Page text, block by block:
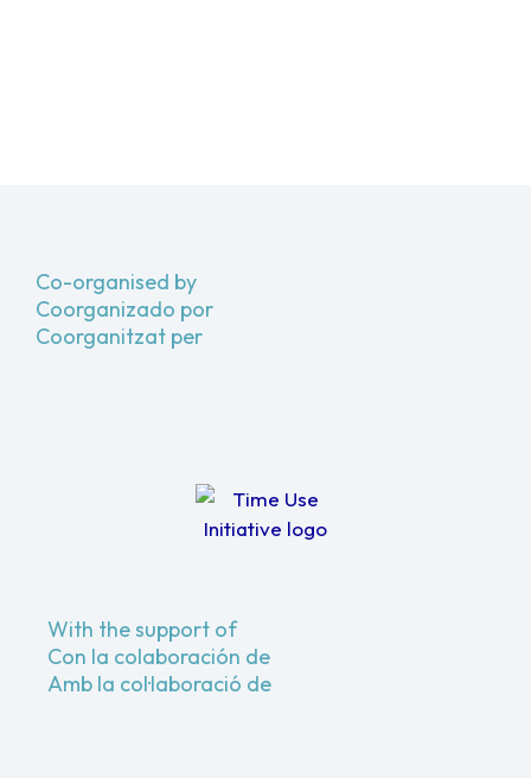
Co-organised by
Coorganizado por
Coorganitzat per
With the support of
Con la colaboración de
Amb la col·laboració de